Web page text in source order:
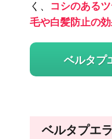
く、
コシのある
毛や白髪防止の
ベルタプ
ベルタプエ